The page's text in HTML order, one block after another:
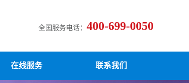
全国服务电话： 400-699-0050
在线服务 联系我们